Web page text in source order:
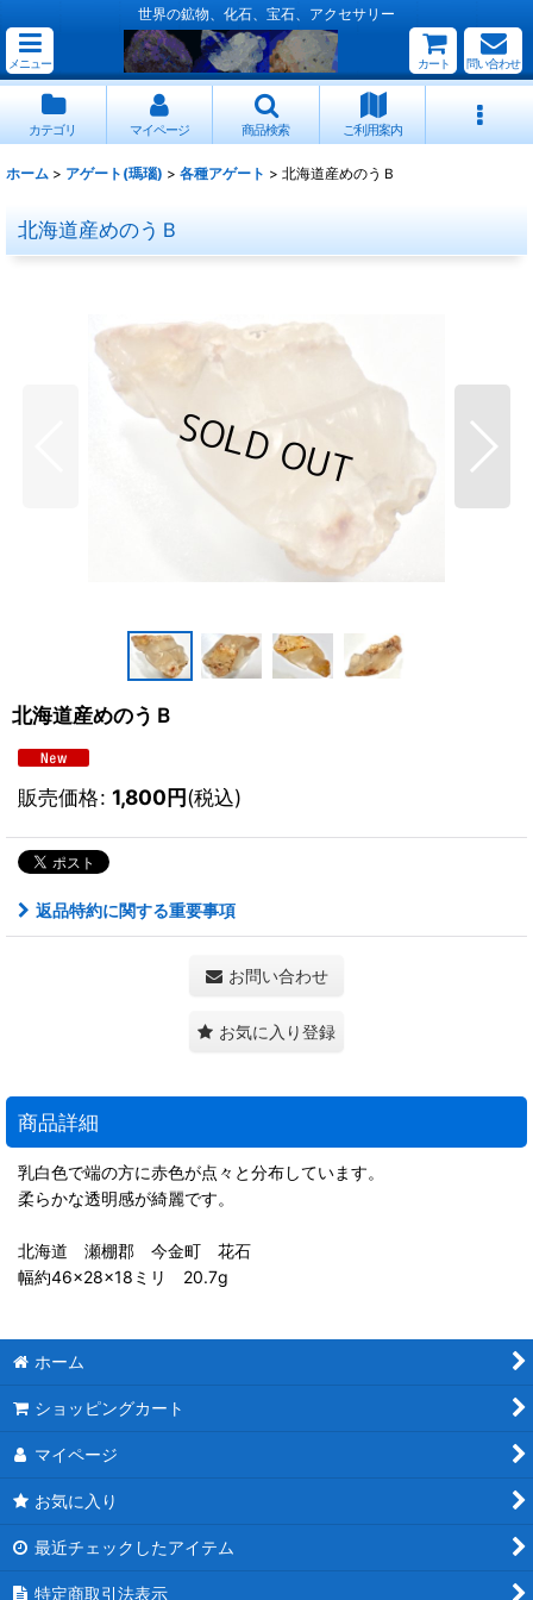
世界の鉱物、化石、宝石、アクセサリー
メニュー カート 問い合わせ
カテゴリ マイページ 商品検索 ご利用案内
ホーム > アゲート(瑪瑙) > 各種アゲート > 北海道産めのうＢ
北海道産めのうＢ
北海道産めのうＢ
販売価格: 1,800円(税込)
返品特約に関する重要事項
お問い合わせ
お気に入り登録
商品詳細
乳白色で端の方に赤色が点々と分布しています。
柔らかな透明感が綺麗です。
北海道 瀬棚郡 今金町 花石
幅約46×28×18ミリ 20.7g
ホーム
ショッピングカート
マイページ
お気に入り
最近チェックしたアイテム
特定商取引法表示